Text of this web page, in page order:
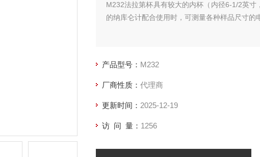
M232法拉第杯具有较大的内杯（内径6-1/2英
的纳库仑计配合使用时，可测量各种样品尺寸的
产品型号： M232
厂商性质： 代理商
更新时间： 2025-12-19
访 问 量： 1256